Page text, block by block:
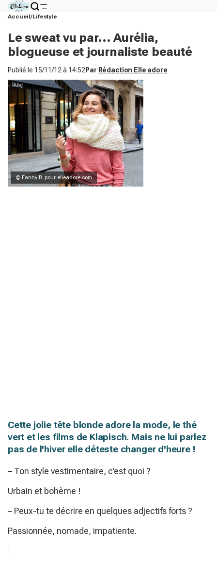
Accueil Lifestyle
Le sweat vu par... Aurélia,
blogueuse et journaliste beauté
Publié le 15/11/12 à 14:52 Par Rédaction Elle adore
© Fanny B. pour elleadore.com
Cette jolie tête blonde adore la mode, le thé
vert et les films de Klapisch. Mais ne lui parlez
pas de l'hiver elle déteste changer d'heure !
– Ton style vestimentaire, c’est quoi ?
Urbain et bohème !
– Peux-tu te décrire en quelques adjectifs forts ?
Passionnée, nomade, impatiente.